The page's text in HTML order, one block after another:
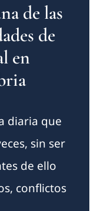
de las
de
en
diaria que
sin ser
de ello
conflictos